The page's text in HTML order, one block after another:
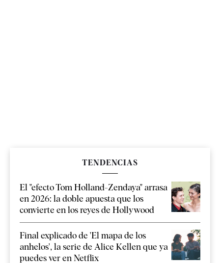
TENDENCIAS
El "efecto Tom Holland-Zendaya" arrasa
en 2026: la doble apuesta que los
convierte en los reyes de Hollywood
Final explicado de 'El mapa de los
anhelos', la serie de Alice Kellen que ya
puedes ver en Netflix